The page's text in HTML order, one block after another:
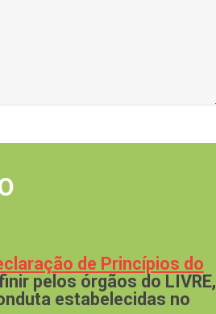
de Princípios do
pelos órgãos do LIVRE,
estabelecidas no